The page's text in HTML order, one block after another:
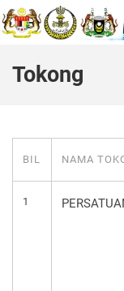
Tokong
BIL NAMA
1